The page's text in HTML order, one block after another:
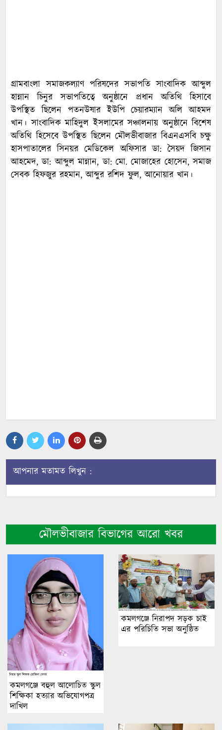
গ্রামবাংলা সমাজকল্যাণ পরিষদের সভাপতি সাংবাদিক আব্দুল
হান্নান চিনুর সভাপতিত্বে অনুষ্ঠানে প্রধান অতিথি হিসাবে
উপস্থিত ছিলেন পতনউষার ইউপি চেয়ারম্যান অলি আহমদ
খান। সাংবাদিক মাহিদুল ইসলামের সঞ্চালনায় অনুষ্ঠানে বিশেষ
অতিথি হিসেবে উপস্থিত ছিলেন মৌলভীবাজার বিএনএসবি চক্ষু
হাসপাতালের সিনয়র মেডিকেল অফিসার ডা: সৈয়দ জিসান
আহমেদ, ডা: আব্দুল মান্নান, ডা: মো. মোজাহের হোসেন, সমাজ
সেবক হিফজুর রহমান, আব্দুর রশিদ ফুল, আনোয়ার খান।
আপনার মতামত লিখুন :
মৌলভীবাজার বিভাগের আরো খবর
কমলগঞ্জে বহুল আলোচিত স্কুল
শিক্ষিকা হত্যার অভিযোগপত্র
দাখিল
কমলগঞ্জে নিরাপদ সড়ক চাই
এর পরিচিতি সভা অনুষ্ঠিত